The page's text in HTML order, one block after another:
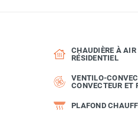
CHAUDIÈRE À AIR
RÉSIDENTIEL
VENTILO-
CONVECTEUR ET
PLAFOND